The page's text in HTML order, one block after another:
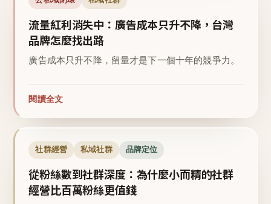
流量紅利消失中：廣告成本只升不降，台灣
品牌怎麼找出路
廣告成本只升不降，留量才是下一個十年的競爭力。
閱讀全文
社群經營 私域社群 品牌定位
從粉絲數到社群深度：為什麼小而精的社群
經營比百萬粉絲更值錢